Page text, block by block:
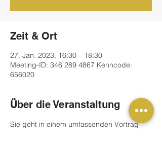
Zeit & Ort
27. Jan. 2023, 16:30 – 18:30
Meeting-ID: 346 289 4867 Kenncode:
656020
Über die Veranstaltung
Sie geht in einem umfassenden Vortrag